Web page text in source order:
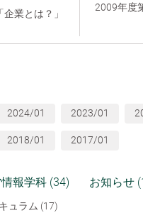
業とは？」
2009年度
2024/01 2023/01
2018/01 2017/01
報学科 (34)
ュラム (17)
お知らせ